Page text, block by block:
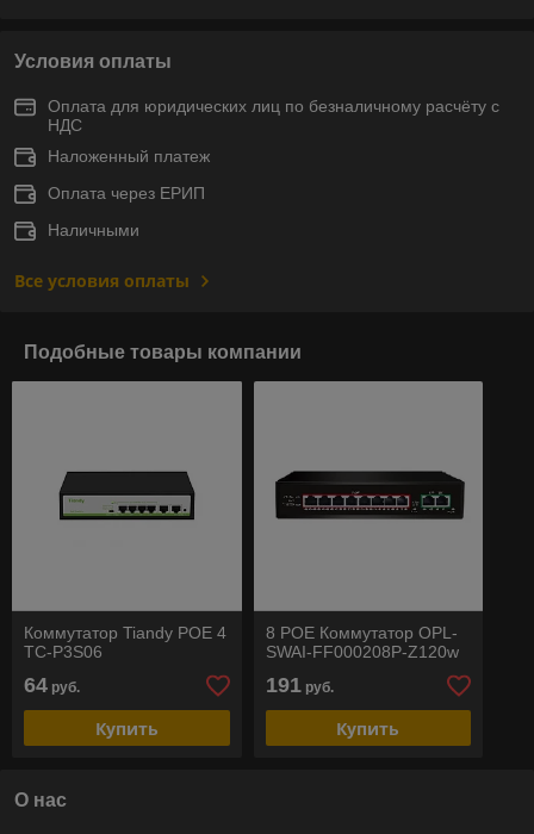
Условия оплаты
Оплата для юридических лиц по безналичному расчёту с
НДС
Наложенный платеж
Оплата через ЕРИП
Наличными
Все условия оплаты
Подобные товары компании
Коммутатор Tiandy POE 4
TC-P3S06
64 руб.
Купить
8 POE Коммутатор OPL-
SWAI-FF000208P-Z120w
191руб.
Купить
О нас